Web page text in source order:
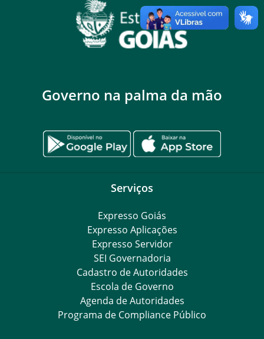
Governo na palma da mão
Serviços
Expresso Goiás
Expresso Aplicações
Expresso Servidor
SEI Governadoria
Cadastro de Autoridades
Escola de Governo
Agenda de Autoridades
Programa de Compliance Público